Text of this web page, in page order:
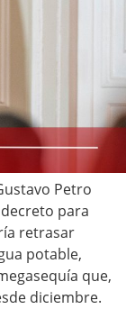
Petro
para
retrasar
potable,
que,
diciembre.